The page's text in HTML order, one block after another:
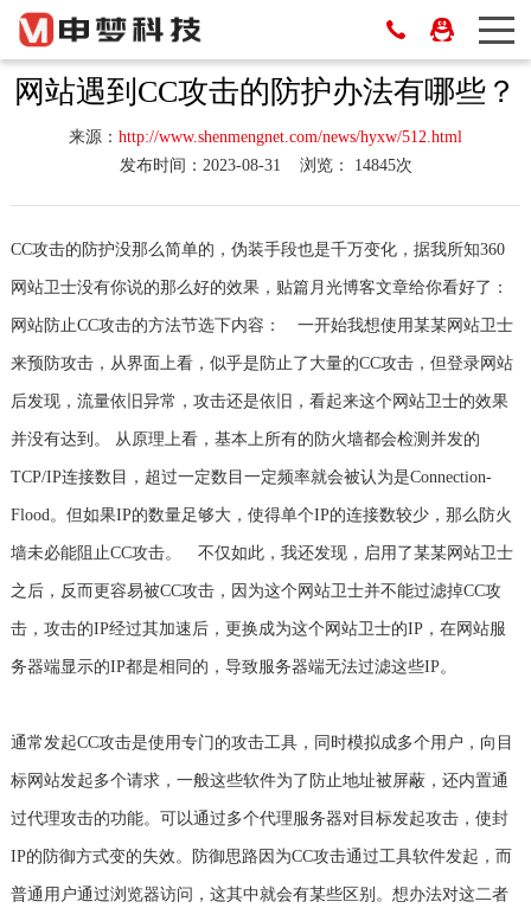
网站遇到CC攻击的防护办法有哪些？
来源： http://www.shenmengnet.com/news/hyxw/512.html
发布时间：2023-08-31
浏览： 14845次
CC攻击的防护没那么简单的，伪装手段也是千万变化，据我所知360
网站卫士没有你说的那么好的效果，贴篇月光博客文章给你看好了：
网站防止CC攻击的方法节选下内容： 一开始我想使用某某网站卫士
来预防攻击，从界面上看，似乎是防止了大量的CC攻击，但登录网站
后发现，流量依旧异常，攻击还是依旧，看起来这个网站卫士的效果
并没有达到。 从原理上看，基本上所有的防火墙都会检测并发的
TCP/IP连接数目，超过一定数目一定频率就会被认为是Connection-
Flood。但如果IP的数量足够大，使得单个IP的连接数较少，那么防火
墙未必能阻止CC攻击。 不仅如此，我还发现，启用了某某网站卫士
之后，反而更容易被CC攻击，因为这个网站卫士并不能过滤掉CC攻
击，攻击的IP经过其加速后，更换成为这个网站卫士的IP，在网站服
务器端显示的IP都是相同的，导致服务器端无法过滤这些IP。
通常发起CC攻击是使用专门的攻击工具，同时模拟成多个用户，向目
标网站发起多个请求，一般这些软件为了防止地址被屏蔽，还内置通
过代理攻击的功能。可以通过多个代理服务器对目标发起攻击，使封
IP的防御方式变的失效。防御思路因为CC攻击通过工具软件发起，而
普通用户通过浏览器访问，这其中就会有某些区别。想办法对这二者